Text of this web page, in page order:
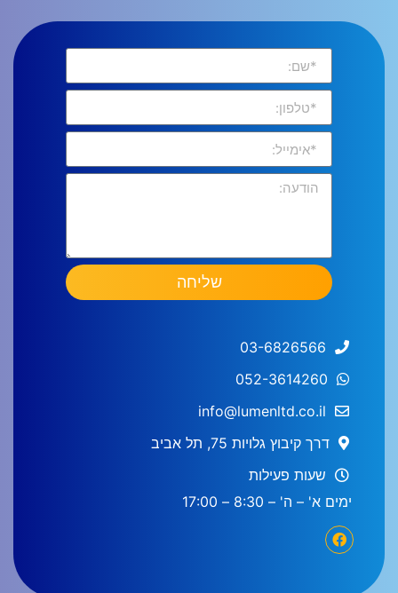
שליחה
03-6826566
052-3614260
info@lumenltd.co.il
דרך קיבוץ גלויות 75, תל אביב
שעות פעילות
ימים א' – ה' – 8:30 – 17:00